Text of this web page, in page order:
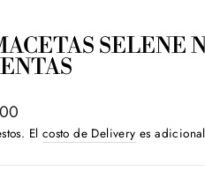
SELENE
El costo de Delivery es